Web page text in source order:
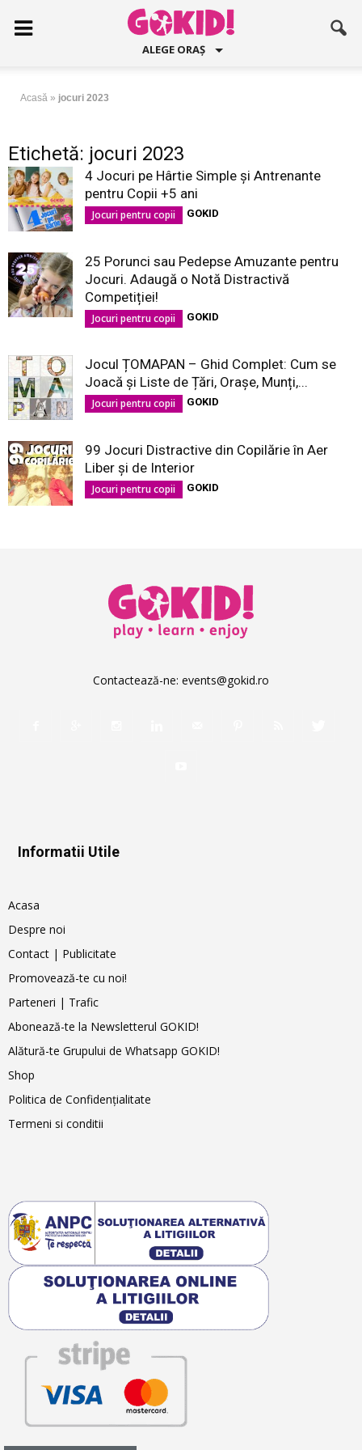
ALEGE ORAȘ
Acasă » jocuri 2023
Etichetă: jocuri 2023
4 Jocuri pe Hârtie Simple și Antrenante
pentru Copii +5 ani
Jocuri pentru copii GOKID
25 Porunci sau Pedepse Amuzante pentru
Jocuri. Adaugă o Notă Distractivă
Competiției!
Jocuri pentru copii GOKID
Jocul ȚOMAPAN – Ghid Complet: Cum se
Joacă și Liste de Țări, Orașe, Munți,...
Jocuri pentru copii GOKID
99 Jocuri Distractive din Copilărie în Aer
Liber şi de Interior
Jocuri pentru copii GOKID
Contactează-ne: events@gokid.ro
Informatii Utile
Acasa
Despre noi
Contact | Publicitate
Promovează-te cu noi!
Parteneri | Trafic
Abonează-te la Newsletterul GOKID!
Alătură-te Grupului de Whatsapp GOKID!
Shop
Politica de Confidențialitate
Termeni si conditii